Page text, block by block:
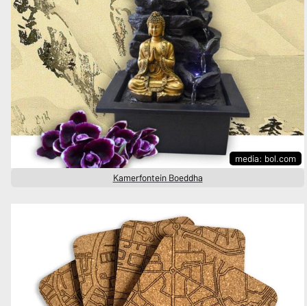
media: bol.com
Kamerfontein Boeddha